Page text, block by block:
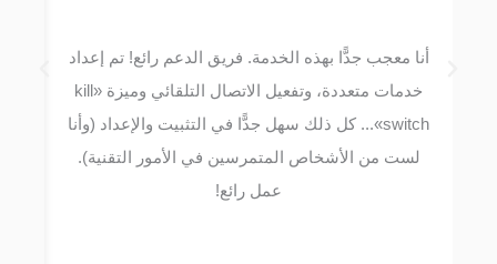
أنا معجب جدًّا بهذه الخدمة. فريق الدعم رائع! تم إعداد
خدمات متعددة، وتفعيل الاتصال التلقائي وميزة «kill
switch»... كل ذلك سهل جدًّا في التثبيت والإعداد (وأنا
لست من الأشخاص المتمرسين في الأمور التقنية).
عمل رائع!